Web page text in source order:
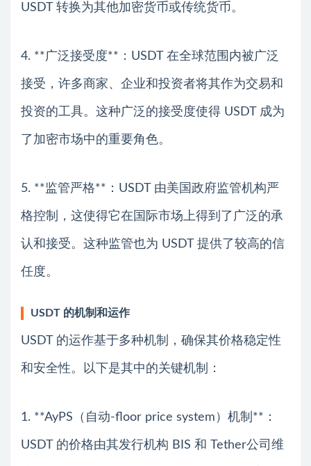
USDT 转换为其他加密货币或传统货币。
4. **广泛接受度**：USDT 在全球范围内被广泛
接受，许多商家、企业和投资者将其作为交易和
投资的工具。这种广泛的接受度使得 USDT 成为
了加密市场中的重要角色。
5. **监管严格**：USDT 由美国政府监管机构严
格控制，这使得它在国际市场上得到了广泛的承
认和接受。这种监管也为 USDT 提供了较高的信
任度。
USDT 的机制和运作
USDT 的运作基于多种机制，确保其价格稳定性
和安全性。以下是其中的关键机制：
1. **AyPS（自动-floor price system）机制**：
USDT 的价格由其发行机构 BIS 和 Tether公司维